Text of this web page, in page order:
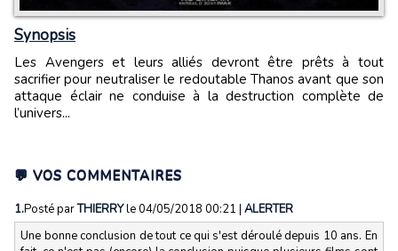
Synopsis
Les Avengers et leurs alliés devront être prêts à tout
sacrifier pour neutraliser le redoutable Thanos avant que son
attaque éclair ne conduise à la destruction complète de
l’univers...
💬 VOS COMMENTAIRES
1.Posté parTHIERRYle 04/05/2018 00:21 | ALERTER
Une bonne conclusion de tout ce qui s'est déroulé depuis 10 ans. En